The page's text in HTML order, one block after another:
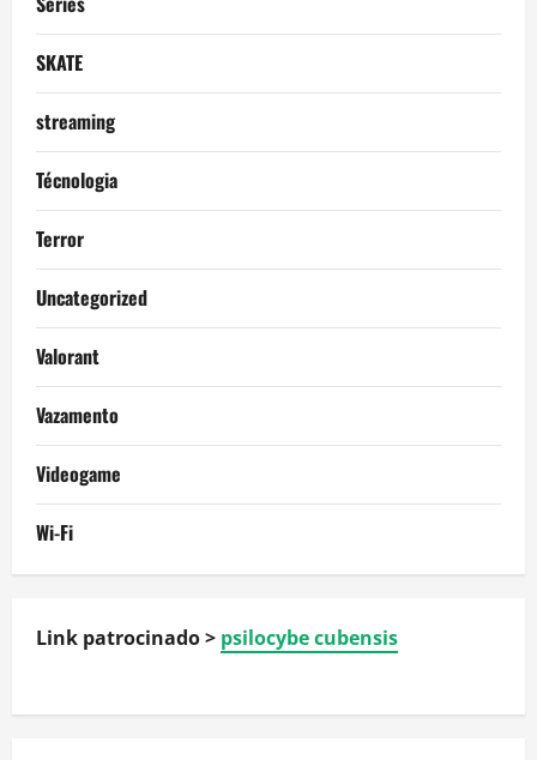
SKATE
streaming
Técnologia
Terror
Uncategorized
Valorant
Vazamento
Videogame
Wi-Fi
Link patrocinado > psilocybe cubensis